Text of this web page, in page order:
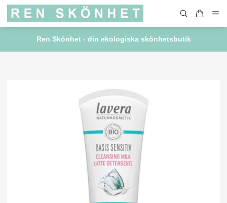
Ren Skönhet - din ekologiska skönhetsbutik